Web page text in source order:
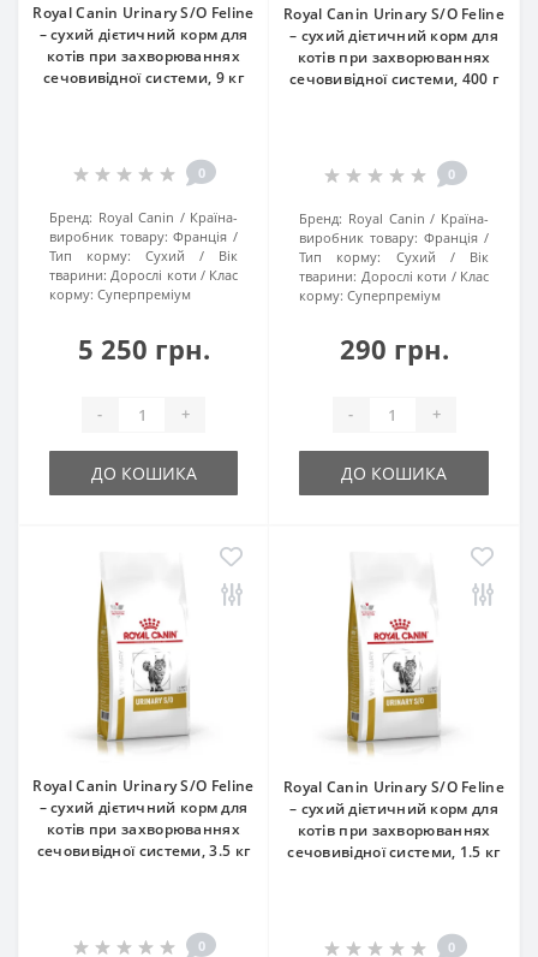
Royal Canin Urinary S/O Feline
– сухий дієтичний корм для
котів при захворюваннях
сечовивідної системи, 9 кг
0
Бренд: Royal Canin
Країна-
виробник товару: Франція
Тип корму:
Сухий
Вік
тварини: Дорослі коти
Клас
корму: Суперпреміум
5 250 грн.
- +
ДО КОШИКА
Royal Canin Urinary S/O Feline
– сухий дієтичний корм для
котів при захворюваннях
сечовивідної системи, 400 г
0
Бренд: Royal Canin
Країна-
виробник товару: Франція
Тип корму:
Сухий
Вік
тварини: Дорослі коти
Клас
корму: Суперпреміум
290 грн.
- +
ДО КОШИКА
Royal Canin Urinary S/O Feline
– сухий дієтичний корм для
котів при захворюваннях
сечовивідної системи, 3.5 кг
0
Royal Canin Urinary S/O Feline
– сухий дієтичний корм для
котів при захворюваннях
сечовивідної системи, 1.5 кг
0